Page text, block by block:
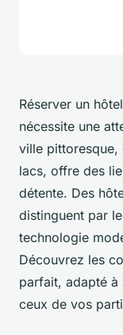
Réserver un
nécessite une
ville pittoresque,
lacs, offre des
détente. Des
distinguent par
technologie
Découvrez les
parfait, adapté à
ceux de vos